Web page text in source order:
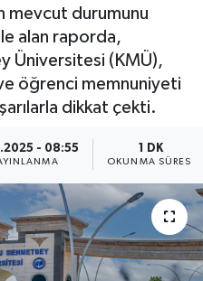
mevcut durumunu
alan raporda,
Üniversitesi (KMÜ),
öğrenci memnuniyeti
dikkat çekti.
- 08:55 1 DK
OKUNMA SÜRESI